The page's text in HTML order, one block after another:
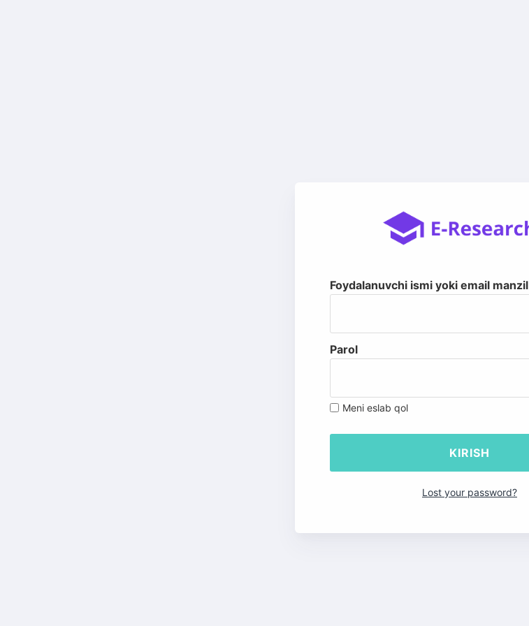
Foydalanuvchi ismi yoki email manzil
Parol
Meni eslab qol
Lost your password?